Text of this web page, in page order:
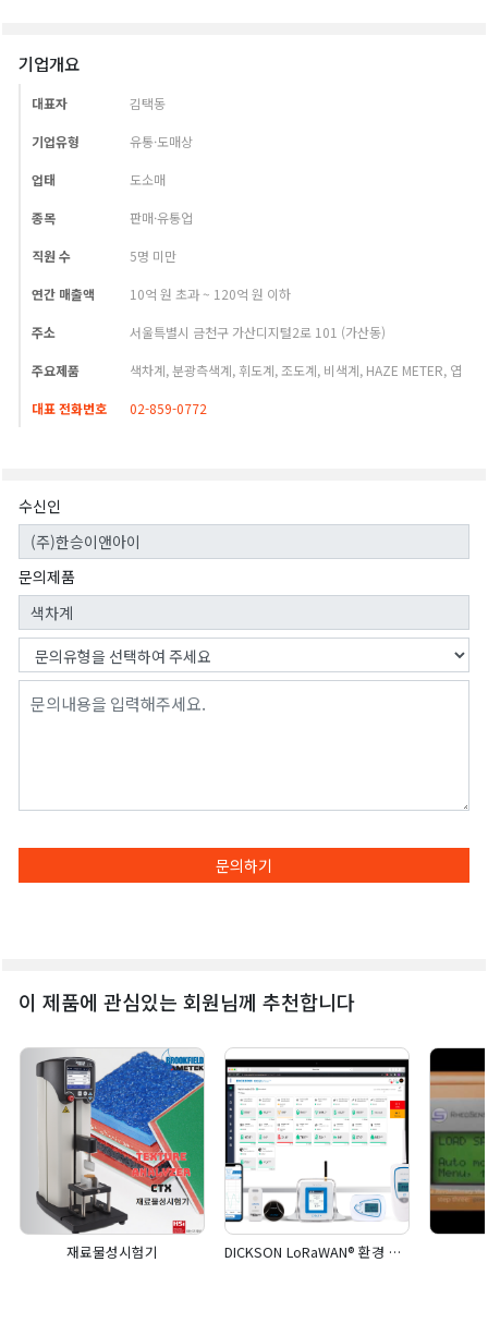
기업개요
대표자 김택동
기업유형 유통·도매상
업태 도소매
종목 판매·유통업
직원 수 5명 미만
연간 매출액 10억 원 초과 ~ 120억 원 이하
주소 서울특별시 금천구 가산디지털2로 101 (가산동)
주요제품 색차계, 분광측색계, 휘도계, 조도계, 비색계, HAZE METER, 엽
대표 전화번호 02-859-0772
수신인
문의제품
문의하기
이 제품에 관심있는 회원님께 추천합니다
재료물성시험기 DICKSON LoRaWAN® 환경 모니터링 시스템